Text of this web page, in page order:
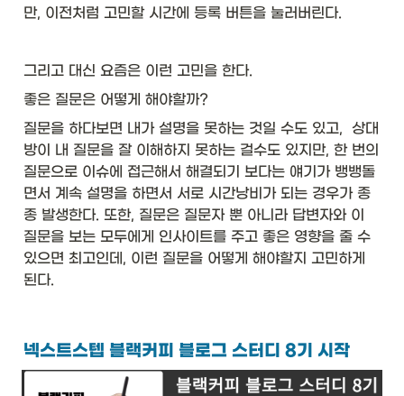
만, 이전처럼 고민할 시간에 등록 버튼을 눌러버린다.
그리고 대신 요즘은 이런 고민을 한다.
좋은 질문은 어떻게 해야할까?
질문을 하다보면 내가 설명을 못하는 것일 수도 있고,  상대
방이 내 질문을 잘 이해하지 못하는 걸수도 있지만, 한 번의
질문으로 이슈에 접근해서 해결되기 보다는 얘기가 뱅뱅돌
면서 계속 설명을 하면서 서로 시간낭비가 되는 경우가 종
종 발생한다. 또한, 질문은 질문자 뿐 아니라 답변자와 이
질문을 보는 모두에게 인사이트를 주고 좋은 영향을 줄 수
있으면 최고인데, 이런 질문을 어떻게 해야할지 고민하게
된다.
넥스트스텝 블랙커피 블로그 스터디 8기 시작